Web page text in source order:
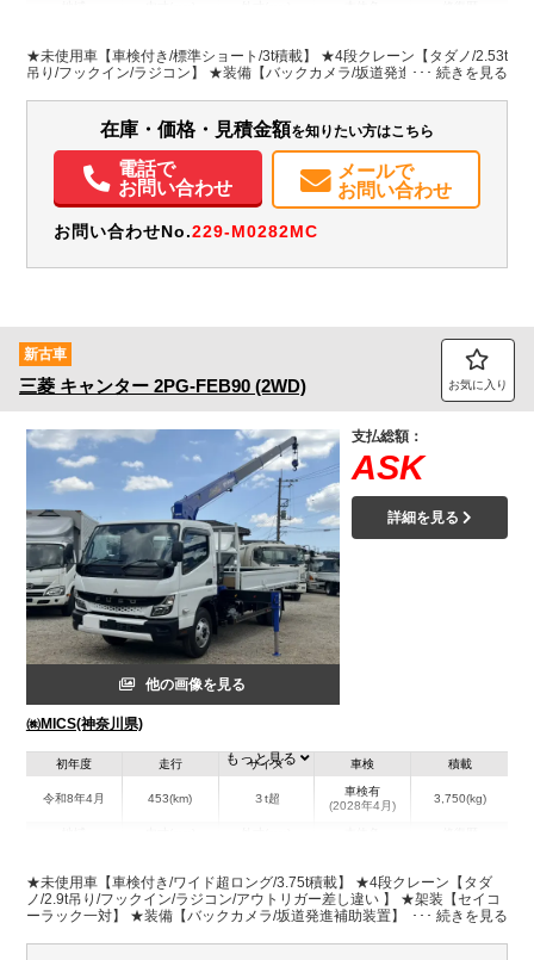
神奈川県
W:1,790
H:375
W:1,890
H:2,640
無
装備情報
★未使用車【車検付き/標準ショート/3t積載】 ★4段クレーン【タダノ/2.53t
吊り/フックイン/ラジコン】 ★装備【バックカメラ/坂道発進補助装置】
在庫・価格・見積金額を知りたい方はこちら
電話で
お問い合わせ
メールで
お問い合わせ
お問い合わせNo.229-M0282MC
新古車
三菱 キャンター 2PG-FEB90 (2WD) お気に入り
他の画像を見る
㈱MICS(神奈川県)
支払総額：
ASK
詳細を見る
初年度
令和8年4月
走行
453(km)
サイズ
３t超
車検
車検有
(2028年4月)
積載
3,750(kg)
神奈川県
W:2,080
H:380
W:2,220
H:2,800
無
もっと見る
★未使用車【車検付き/ワイド超ロング/3.75t積載】 ★4段クレーン【タダ
ノ/2.9t吊り/フックイン/ラジコン/アウトリガー差し違い 】 ★架装【セイコ
ーラック一対】 ★装備【バックカメラ/坂道発進補助装置】